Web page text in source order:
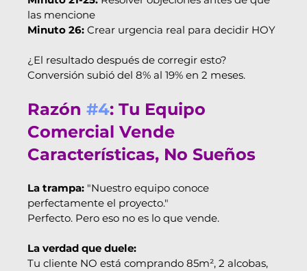
las mencione
Minuto 26: Crear urgencia real para decidir HOY
¿El resultado después de corregir esto?
Conversión subió del 8% al 19% en 2 meses.
Razón #4: Tu Equipo
Comercial Vende
Características, No Sueños
La trampa: "Nuestro equipo conoce
perfectamente el proyecto."
Perfecto. Pero eso no es lo que vende.
La verdad que duele:
Tu cliente NO está comprando 85m², 2 alcobas,